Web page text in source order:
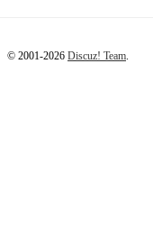
© 2001-2026 Discuz! Team.